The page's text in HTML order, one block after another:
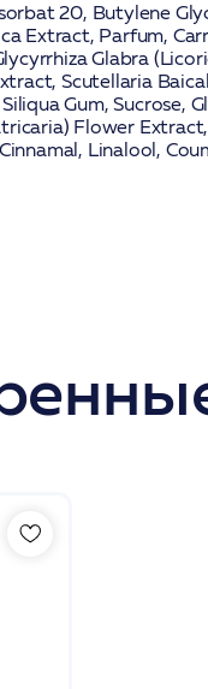
20, Butylene
Extract, Parfum,
Glabra
Scutellaria
Gum, Sucrose,
Flower
Linalool,